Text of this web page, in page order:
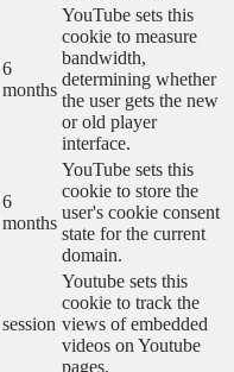
6
months
YouTube sets this
cookie to measure
bandwidth,
determining whether
the user gets the new
or old player
interface.
6
months
YouTube sets this
cookie to store the
user's cookie consent
state for the current
domain.
session
Youtube sets this
cookie to track the
views of embedded
videos on Youtube
pages.